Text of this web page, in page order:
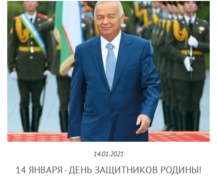
14.01.2021
14 ЯНВАРЯ - ДЕНЬ ЗАЩИТНИКОВ РОДИНЫ!